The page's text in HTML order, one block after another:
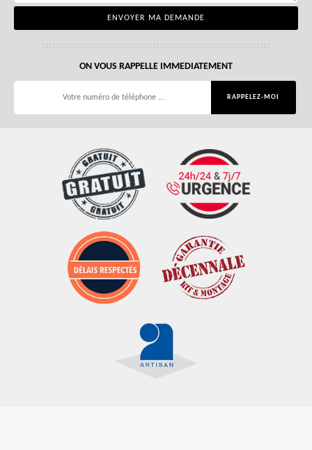
ON VOUS RAPPELLE IMMEDIATEMENT